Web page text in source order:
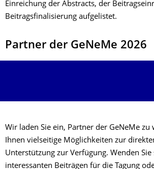
Einreichung der Abstracts, der
Beitragsfinalisierung aufgelistet.
Partner der GeNeMe 2026
Wir laden Sie ein, Partner der GeNeMe zu
Ihnen vielseitige Möglichkeiten zur
Unterstützung zur Verfügung. Wenden
interessanten Beiträgen für die Tagung